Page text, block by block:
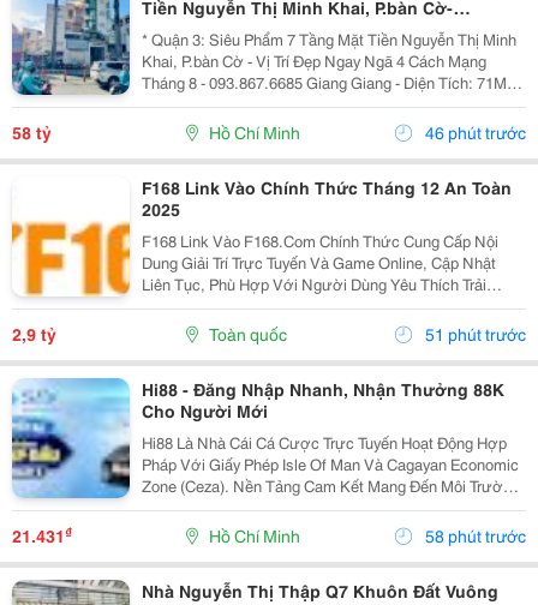
Tiền Nguyễn Thị Minh Khai, P.bàn Cờ-
4M*20M- Vị Trí Vip Ngay Góc Cmt8- Khu Vực
Kd Đa Ngành- Khai Thác
* Quận 3: Siêu Phẩm 7 Tầng Mặt Tiền Nguyễn Thị Minh
Khai, P.bàn Cờ - Vị Trí Đẹp Ngay Ngã 4 Cách Mạng
Tháng 8 - 093.867.6685 Giang Giang - Diện Tích: 71M2 -
Ngang 3,8M * 20M. - Kết Cấu: 1 Trệt - 1 Lửng - 4 Lầu -
Sân Thượng - Đã Chừa Sẵn Ô Thiết Kế...
58 tỷ Hồ Chí Minh 46 phút trước
F168 Link Vào Chính Thức Tháng 12 An Toàn
2025
F168 Link Vào F168.Com Chính Thức Cung Cấp Nội
Dung Giải Trí Trực Tuyến Và Game Online, Cập Nhật
Liên Tục, Phù Hợp Với Người Dùng Yêu Thích Trải
Nghiệm Số Hiện Đại. Webiste: Https://F168.Law/ Địa
Chỉ: 88 Nguyễn Khoái, Lĩnh Nam, Hoàng Mai, Hà Nội,...
2,9 tỷ Toàn quốc 51 phút trước
Hi88 - Đăng Nhập Nhanh, Nhận Thưởng 88K
Cho Người Mới
Hi88 Là Nhà Cái Cá Cược Trực Tuyến Hoạt Động Hợp
Pháp Với Giấy Phép Isle Of Man Và Cagayan Economic
Zone (Ceza). Nền Tảng Cam Kết Mang Đến Môi Trường
Giải Trí Minh Bạch, Bảo Mật Cao Và Đáng Tin Cậy Cho
Người Chơi Tại Việt Nam Và Châu Á. #Hi88...
21.431₫ Hồ Chí Minh 58 phút trước
Nhà Nguyễn Thị Thập Q7 Khuôn Đất Vuông